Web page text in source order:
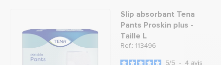
Slip absorbant Tena
Pants Proskin plus -
Taille L
Ref.: 113496
5/5 - 4 avis